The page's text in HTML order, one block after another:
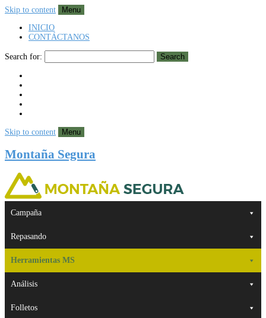
Skip to content
Menu
INICIO
CONTÁCTANOS
Search for: Search
Skip to content Menu
Montaña Segura
Campaña
Repasando
Herramientas MS
Análisis
Folletos